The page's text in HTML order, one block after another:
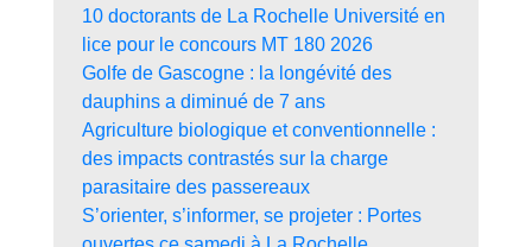
10 doctorants de La Rochelle Université en
lice pour le concours MT 180 2026
Golfe de Gascogne : la longévité des
dauphins a diminué de 7 ans
Agriculture biologique et conventionnelle :
des impacts contrastés sur la charge
parasitaire des passereaux
S’orienter, s’informer, se projeter : Portes